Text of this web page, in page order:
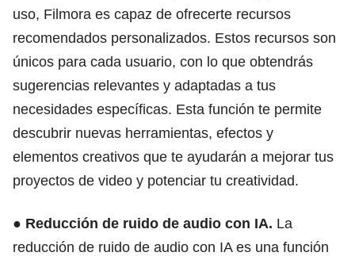
uso, Filmora es capaz de ofrecerte recursos
recomendados personalizados. Estos recursos son
únicos para cada usuario, con lo que obtendrás
sugerencias relevantes y adaptadas a tus
necesidades específicas. Esta función te permite
descubrir nuevas herramientas, efectos y
elementos creativos que te ayudarán a mejorar tus
proyectos de video y potenciar tu creatividad.
● Reducción de ruido de audio con IA. La
reducción de ruido de audio con IA es una función